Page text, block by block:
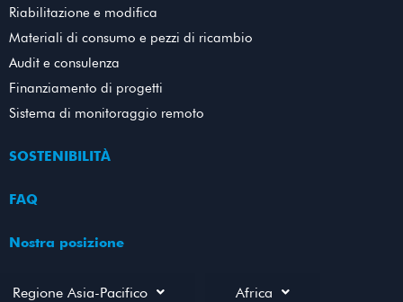
Riabilitazione e modifica
Materiali di consumo e pezzi di ricambio
Audit e consulenza
Finanziamento di progetti
Sistema di monitoraggio remoto
SOSTENIBILITÀ
FAQ
Nostra posizione
Regione Asia-Pacifico Africa